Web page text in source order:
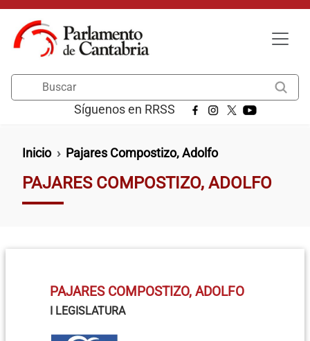
Pasar al contenido principal
Síguenos en RRSS
Ruta de navegación
Inicio Pajares Compostizo, Adolfo
PAJARES COMPOSTIZO, ADOLFO
PAJARES COMPOSTIZO, ADOLFO
I LEGISLATURA